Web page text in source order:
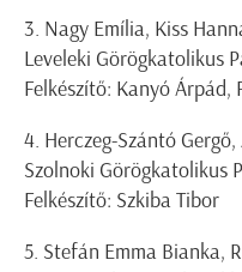
3. Nagy Emília, Kiss
Leveleki Görögkatolikus
Felkészítő: Kanyó Árpád,
4. Herczeg-Szántó
Szolnoki Görögkatolikus
Felkészítő: Szkiba Tibor
5. Stefán Emma Bianka,